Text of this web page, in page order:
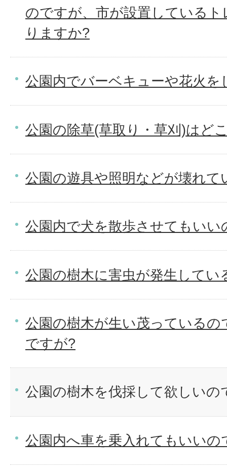
のですが、市が設置している
りますか?
公園内でバーベキューや花火
公園の除草(草取り・草刈)はど
公園の遊具や照明などが壊れて
公園内で犬を散歩させてもいい
公園の樹木に害虫が発生してい
公園の樹木が生い茂っている
ですが?
公園の樹木を伐採して欲しいの
公園内へ車を乗入れてもいいの